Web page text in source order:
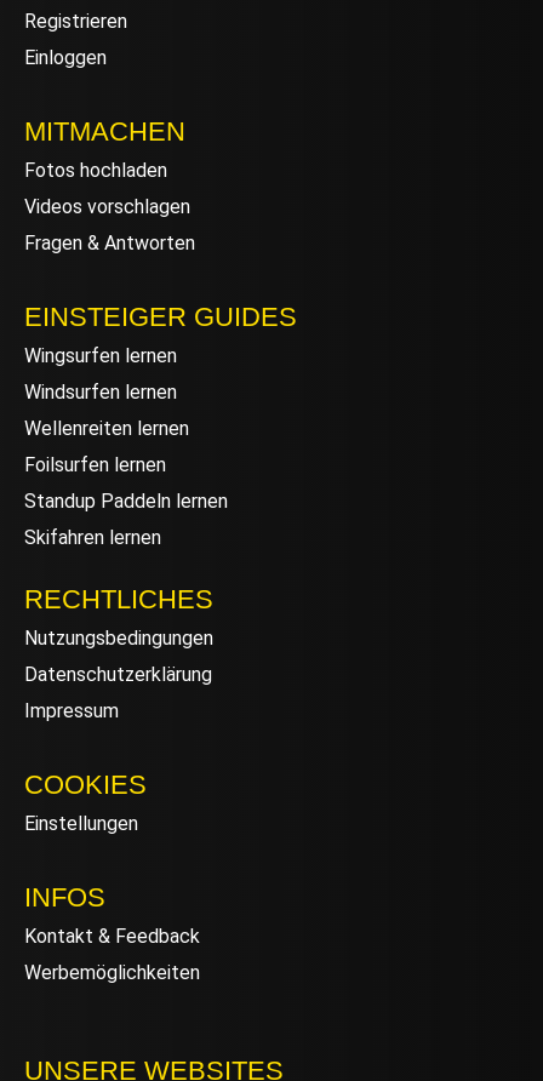
Registrieren
Einloggen
MITMACHEN
Fotos hochladen
Videos vorschlagen
Fragen & Antworten
EINSTEIGER GUIDES
Wingsurfen lernen
Windsurfen lernen
Wellenreiten lernen
Foilsurfen lernen
Standup Paddeln lernen
Skifahren lernen
RECHTLICHES
Nutzungsbedingungen
Datenschutzerklärung
Impressum
COOKIES
Einstellungen
INFOS
Kontakt & Feedback
Werbemöglichkeiten
UNSERE WEBSITES